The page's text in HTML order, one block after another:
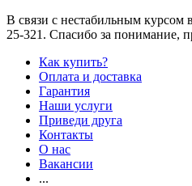
В связи с нестабильным курсом
25-321 . Спасибо за понимание,
Как купить?
Оплата и доставка
Гарантия
Наши услуги
Приведи друга
Контакты
О нас
Вакансии
...